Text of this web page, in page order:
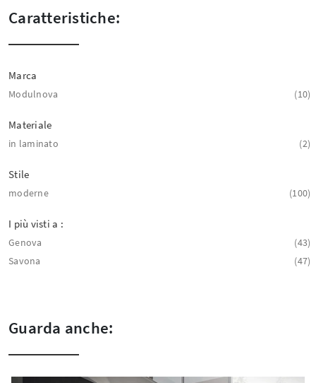
Caratteristiche:
Marca
Modulnova 10
Materiale
in laminato 2
Stile
moderne 100
I più visti a :
Genova
43
Savona
47
Guarda anche: